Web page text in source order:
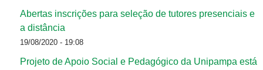
Abertas inscrições para seleção de tutores presenciais e
a distância
19/08/2020 - 19:08
Projeto de Apoio Social e Pedagógico da Unipampa está